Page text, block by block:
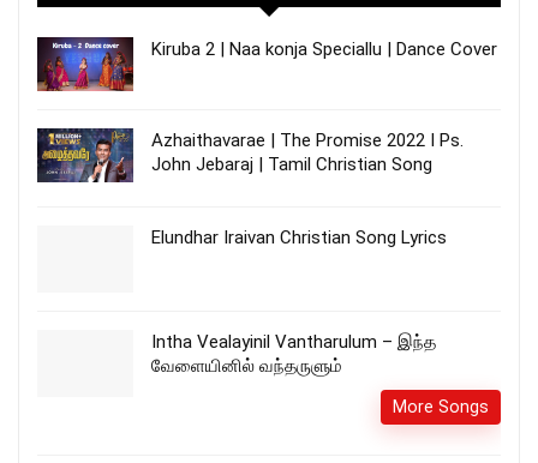
Kiruba 2 | Naa konja Speciallu | Dance Cover
Azhaithavarae | The Promise 2022 I Ps.
John Jebaraj | Tamil Christian Song
Elundhar Iraivan Christian Song Lyrics
Intha Vealayinil Vantharulum – இந்த
வேளையினில் வந்தருளும்
More Songs